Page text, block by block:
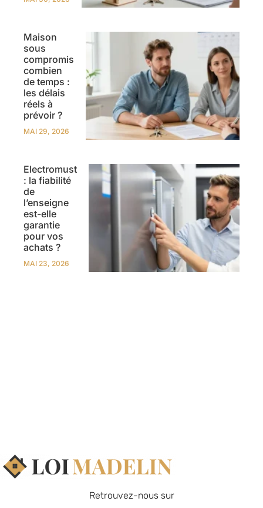
Maison
sous
compromis
combien
de temps :
les délais
réels à
prévoir ?
MAI 29, 2026
Electromust
: la fiabilité
de
l’enseigne
est-elle
garantie
pour vos
achats ?
MAI 23, 2026
Retrouvez-nous sur